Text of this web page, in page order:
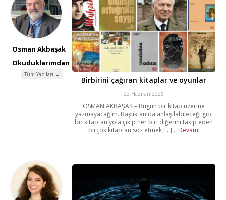
Osman Akbaşak
Okuduklarımdan
Tüm Yazıları →
Birbirini çağıran kitaplar ve oyunlar
22 Haziran 2026
OSMAN AKBAŞAK – Bugün bir kitap üzerine
yazmayacağım. Başlıktan da anlaşılabileceği gibi
bir kitaptan yola çıkıp her biri diğerini takip eden
birçok kitaptan söz etmek [...]... Devamı